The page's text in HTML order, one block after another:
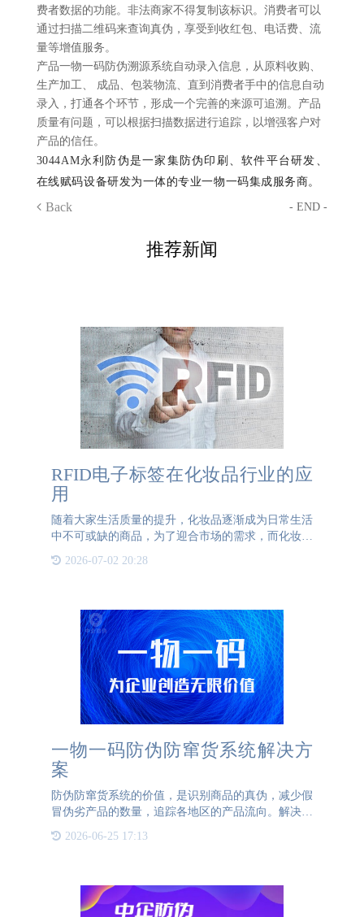
费者数据的功能。非法商家不得复制该标识。消费者可以
通过扫描二维码来查询真伪，享受到收红包、电话费、流
量等增值服务。
产品一物一码防伪溯源系统自动录入信息，从原料收购、
生产加工、 成品、包装物流、直到消费者手中的信息自动
录入，打通各个环节，形成一个完善的来源可追溯。产品
质量有问题，可以根据扫描数据进行追踪，以增强客户对
产品的信任。
3044AM永利 防伪是一家集防伪印刷、软件平台研发、
在线赋码设备研发为一体的专业一物一码集成服务商。
Back - END -
推荐新闻
RFID电子标签在化妆品行业的应
用
随着大家生活质量的提升，化妆品逐渐成为日常生活
中不可或缺的商品，为了迎合市场的需求，而化妆品
行业也一直在迅速发展。RFID电子标签这一技术成
为了提升化妆品行业防伪技术的一大利器，它不仅可
2026-07-02 20:28
一物一码防伪防窜货系统解决方
案
防伪防窜货系统的价值，是识别商品的真伪，减少假
冒伪劣产品的数量，追踪各地区的产品流向。解决品
提供了一个身份码，使企业能够掌控产品的生产、储
2026-06-25 17:13